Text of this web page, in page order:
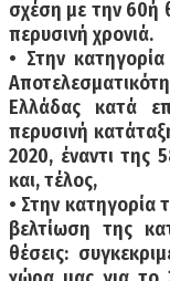
σχέση με την 60ή
περυσινή χρονιά.
• Στην
Ελλάδας κατά
περυσινή
2020, έναντι της
και, τέλος,
• Στην κατηγορία
βελτίωση της
θέσεις: